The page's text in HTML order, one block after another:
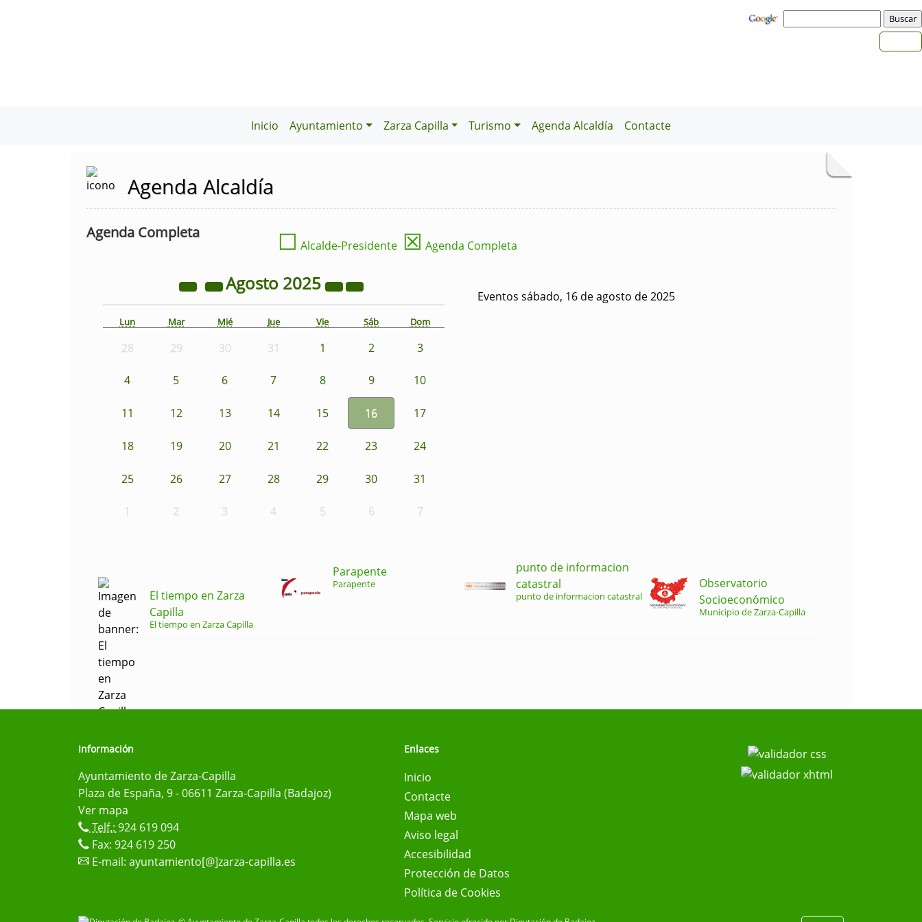
Inicio Ayuntamiento Zarza Capilla Turismo Agenda Alcaldía Contacte
Agenda Alcaldía
Agenda Completa ☐ Alcalde-Presidente ☒ Agenda Completa
Agosto 2025
Lun Mar Mié Jue Vie Sáb Dom
28 29 30 31 1 2 3
4 5 6 7 8 9 10
11 12 13 14 15 16 17
18 19 20 21 22 23 24
25 26 27 28 29 30 31
1 2 3 4 5 6 7
Eventos sábado, 16 de agosto de 2025
El tiempo en Zarza
Capilla
El tiempo en Zarza Capilla
Parapente
Parapente
punto de informacion
catastral
punto de informacion catastral
Observatorio
Socioeconómico
Municipio de Zarza-Capilla
Información
Ayuntamiento de Zarza-Capilla
Plaza de España, 9 - 06611 Zarza-Capilla (Badajoz)
Ver mapa
Telf.: 924 619 094
Fax: 924 619 250
E-mail: ayuntamiento[@]zarza-capilla.es
Enlaces
Inicio
Contacte
Mapa web
Aviso legal
Accesibilidad
Protección de Datos
Política de Cookies